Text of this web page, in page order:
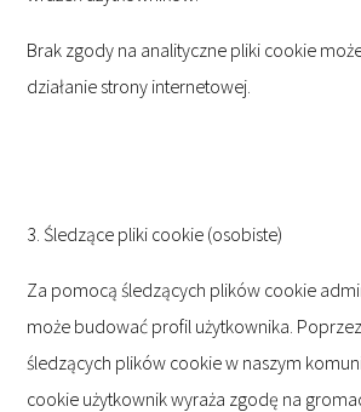
Brak zgody na analityczne pliki cookie
działanie strony internetowej.
3. Śledzące pliki cookie (osobiste)
Za pomocą śledzących plików cookie
może budować profil użytkownika.
śledzących plików cookie w naszym
cookie użytkownik wyraża zgodę na